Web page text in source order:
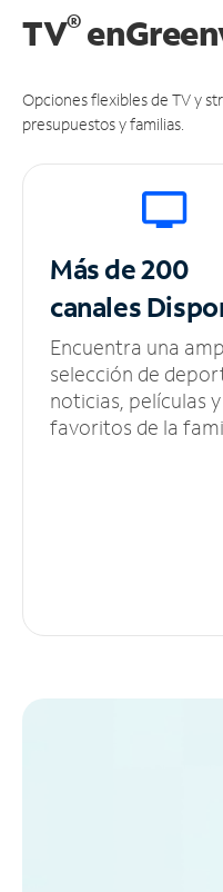
TV®en
Opciones flexibles de TV y
presupuestos y familias.
Más de 200
canales
Encuentra una
selección de
noticias, películas
favoritos de la